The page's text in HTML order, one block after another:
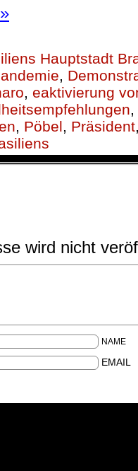
Hauptstadt
,
, eaktivierung
,
, Pöbel, Präsident
wird nicht
NAME
EMAIL